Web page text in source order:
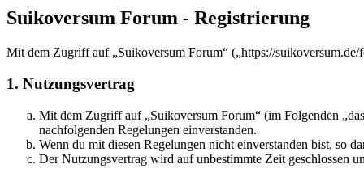
Suikoversum Forum - Registrierung
Mit dem Zugriff auf „Suikoversum Forum“ („https://
1. Nutzungsvertrag
Mit dem Zugriff auf „Suikoversum Forum“ (im Folgenden
nachfolgenden Regelungen einverstanden.
Wenn du mit diesen Regelungen nicht einverstanden bist, so
Der Nutzungsvertrag wird auf unbestimmte Zeit geschlossen